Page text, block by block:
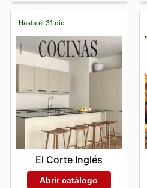
Hasta el 31 dic.
El Corte Inglés
Abrir catálogo